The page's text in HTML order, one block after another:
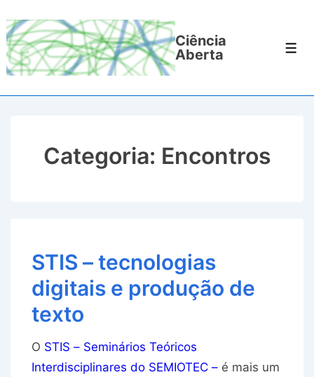
para
Ciência
Aberta
Categoria: Encontros
STIS – tecnologias
digitais e produção de
texto
O STIS – Seminários Teóricos
Interdisciplinares do SEMIOTEC – é mais um